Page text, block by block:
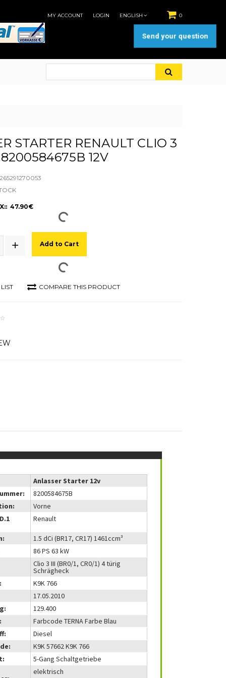
0
MY ACCOUNT LOGIN ENGLISH
STARTER RENAULT CLIO 3
8200584675B 12V
47.90€
Add to Cart
COMPARE THIS PRODUCT
Anlasser Starter 12v
8200584675B
Vorne
Renault
1.5 dCi (BR17, CR17) 1461ccm³
86 PS 63 kW
Clio 3 III (BR0/1, CR0/1) 4 türig
Schrägheck
K9K 766
17.05.2010
129.400
Farbcode TERNA Farbe Blau
Diesel
K9K 57662 K9K 766
5-Gang Schaltgetriebe
elektrisch
Send your question